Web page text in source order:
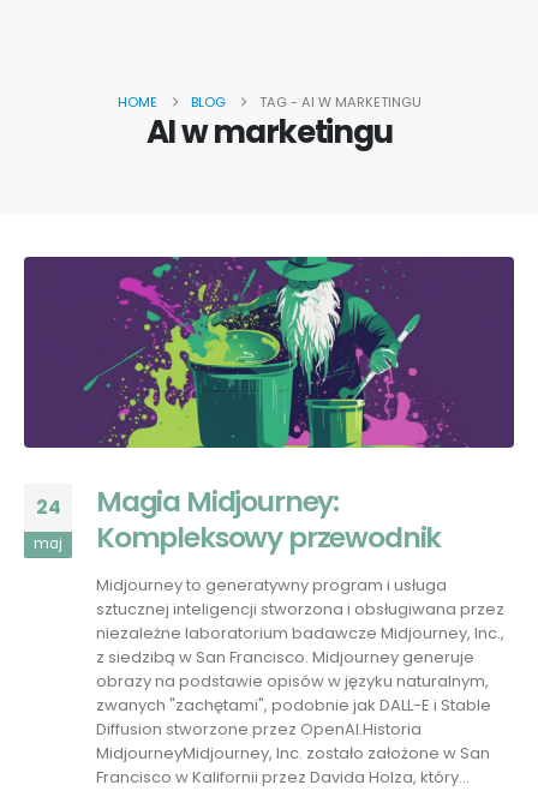
HOME BLOG TAG - AI W MARKETINGU
AI w marketingu
24
maj
Magia Midjourney:
Kompleksowy przewodnik
Midjourney to generatywny program i usługa
sztucznej inteligencji stworzona i obsługiwana przez
niezależne laboratorium badawcze Midjourney, Inc.,
z siedzibą w San Francisco. Midjourney generuje
obrazy na podstawie opisów w języku naturalnym,
zwanych "zachętami", podobnie jak DALL-E i Stable
Diffusion stworzone przez OpenAI​.Historia
MidjourneyMidjourney, Inc. zostało założone w San
Francisco w Kalifornii przez Davida Holza, który...